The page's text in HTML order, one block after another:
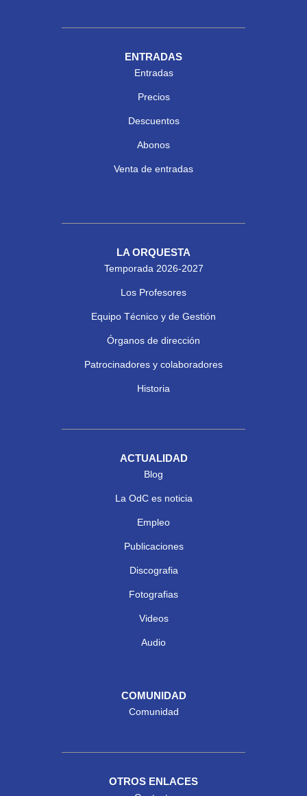
ENTRADAS
Entradas
Precios
Descuentos
Abonos
Venta de entradas
LA ORQUESTA
Temporada 2026-2027
Los Profesores
Equipo Técnico y de Gestión
Órganos de dirección
Patrocinadores y colaboradores
Historia
ACTUALIDAD
Blog
La OdC es noticia
Empleo
Publicaciones
Discografia
Fotografias
Videos
Audio
COMUNIDAD
Comunidad
OTROS ENLACES